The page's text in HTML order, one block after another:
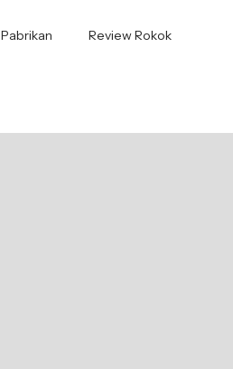
Pabrikan Review Rokok